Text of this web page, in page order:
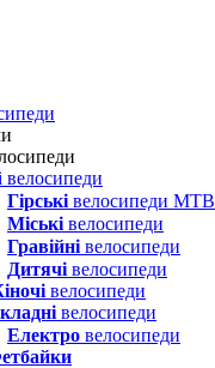
велосипеди
Гірські велосипеди MTB
Міські велосипеди
Гравійні велосипеди
Дитячі велосипеди
велосипеди
велосипеди
Електро велосипеди